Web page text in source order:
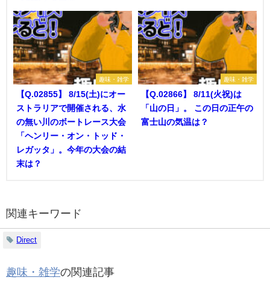
趣味・雑学
【Q.02855】 8/15(土)にオー
ストラリアで開催される、水
の無い川のボートレース大会
「ヘンリー・オン・トッド・
レガッタ」。今年の大会の結
末は？
趣味・雑学
【Q.02866】 8/11(火祝)は
「山の日」。 この日の正午の
富士山の気温は？
関連キーワード
Direct
趣味・雑学の関連記事